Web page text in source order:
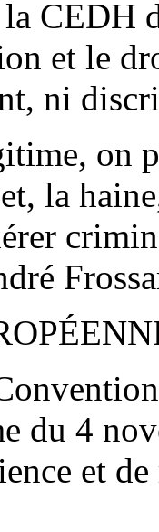
CEDH
et le
ni
on
la
du 4
et